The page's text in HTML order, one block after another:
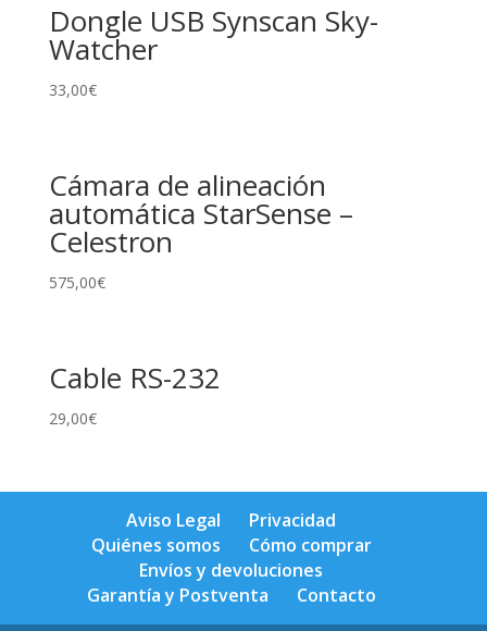
Dongle USB Synscan Sky-
Watcher
33,00€
Cámara de alineación
automática StarSense –
Celestron
575,00€
Cable RS-232
29,00€
Aviso Legal
Privacidad
Quiénes somos
Cómo comprar
Envíos y devoluciones
Garantía y Postventa
Contacto